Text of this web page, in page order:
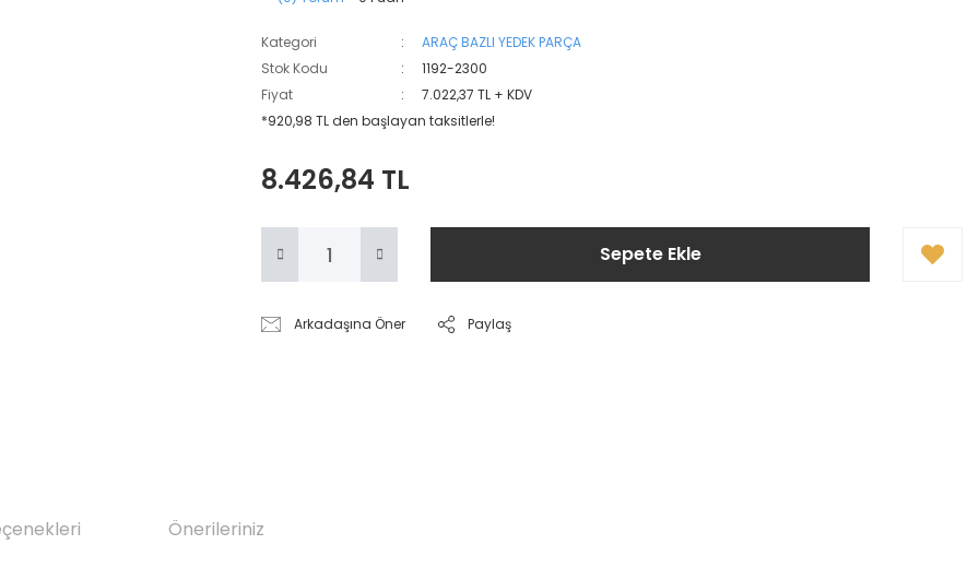
Kategori
ARAÇ BAZLI YEDEK PARÇA
Stok Kodu
1192-2300
Fiyat
7.022,37 TL + KDV
*920,98 TL den başlayan taksitlerle!
8.426,84 TL
Sepete Ekle
Arkadaşına Öner Paylaş
Önerileriniz